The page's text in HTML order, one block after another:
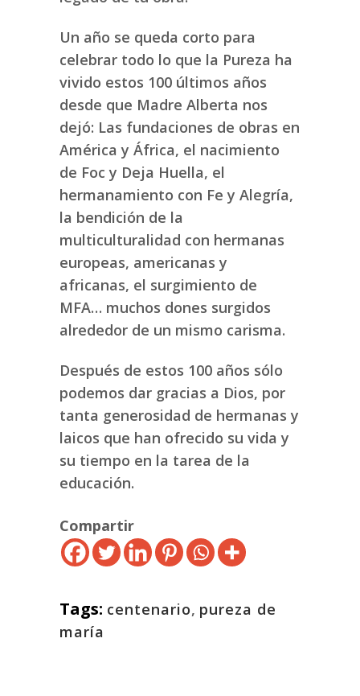
Un año se queda corto para
celebrar todo lo que la Pureza ha
vivido estos 100 últimos años
desde que Madre Alberta nos
dejó: Las fundaciones de obras en
América y África, el nacimiento
de Foc y Deja Huella, el
hermanamiento con Fe y Alegría,
la bendición de la
multiculturalidad con hermanas
europeas, americanas y
africanas, el surgimiento de
MFA… muchos dones surgidos
alrededor de un mismo carisma.
Después de estos 100 años sólo
podemos dar gracias a Dios, por
tanta generosidad de hermanas y
laicos que han ofrecido su vida y
su tiempo en la tarea de la
educación.
Compartir
Tags: centenario, pureza de
maría